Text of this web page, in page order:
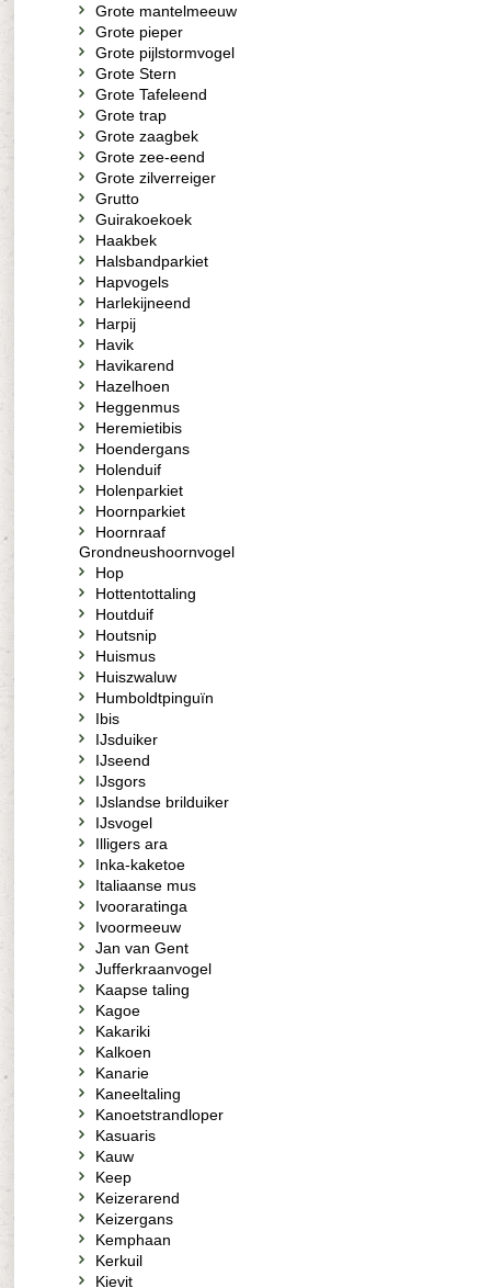
Grote mantelmeeuw
Grote pieper
Grote pijlstormvogel
Grote Stern
Grote Tafeleend
Grote trap
Grote zaagbek
Grote zee-eend
Grote zilverreiger
Grutto
Guirakoekoek
Haakbek
Halsbandparkiet
Hapvogels
Harlekijneend
Harpij
Havik
Havikarend
Hazelhoen
Heggenmus
Heremietibis
Hoendergans
Holenduif
Holenparkiet
Hoornparkiet
Hoornraaf
Grondneushoornvogel
Hop
Hottentottaling
Houtduif
Houtsnip
Huismus
Huiszwaluw
Humboldtpinguïn
Ibis
IJsduiker
IJseend
IJsgors
IJslandse brilduiker
IJsvogel
Illigers ara
Inka-kaketoe
Italiaanse mus
Ivooraratinga
Ivoormeeuw
Jan van Gent
Jufferkraanvogel
Kaapse taling
Kagoe
Kakariki
Kalkoen
Kanarie
Kaneeltaling
Kanoetstrandloper
Kasuaris
Kauw
Keep
Keizerarend
Keizergans
Kemphaan
Kerkuil
Kievit